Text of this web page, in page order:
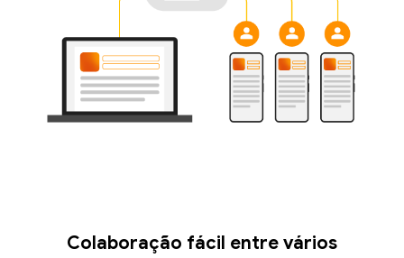
Colaboração fácil entre vários